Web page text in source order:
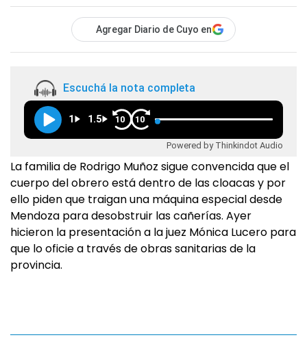
Agregar Diario de Cuyo en
Escuchá la nota completa
1 1.5 10 10
Powered by Thinkindot Audio
La familia de Rodrigo Muñoz sigue convencida que el
cuerpo del obrero está dentro de las cloacas y por
ello piden que traigan una máquina especial desde
Mendoza para desobstruir las cañerías. Ayer
hicieron la presentación a la juez Mónica Lucero para
que lo oficie a través de obras sanitarias de la
provincia.